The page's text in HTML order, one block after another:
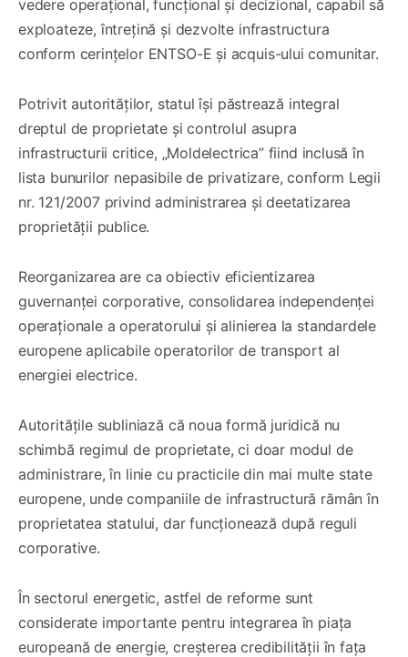
vedere operațional, funcțional și decizional, capabil să
exploateze, întrețină și dezvolte infrastructura
conform cerințelor ENTSO-E și acquis-ului comunitar.
Potrivit autorităților, statul își păstrează integral
dreptul de proprietate și controlul asupra
infrastructurii critice, „Moldelectrica” fiind inclusă în
lista bunurilor nepasibile de privatizare, conform Legii
nr. 121/2007 privind administrarea și deetatizarea
proprietății publice.
Reorganizarea are ca obiectiv eficientizarea
guvernanței corporative, consolidarea independenței
operaționale a operatorului și alinierea la standardele
europene aplicabile operatorilor de transport al
energiei electrice.
Autoritățile subliniază că noua formă juridică nu
schimbă regimul de proprietate, ci doar modul de
administrare, în linie cu practicile din mai multe state
europene, unde companiile de infrastructură rămân în
proprietatea statului, dar funcționează după reguli
corporative.
În sectorul energetic, astfel de reforme sunt
considerate importante pentru integrarea în piața
europeană de energie, creșterea credibilității în fața